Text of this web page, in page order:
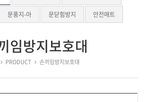
문풍지-아 문닫힘방지 안전매트
임방지보호대
PRODUCT 손끼임방지보호대